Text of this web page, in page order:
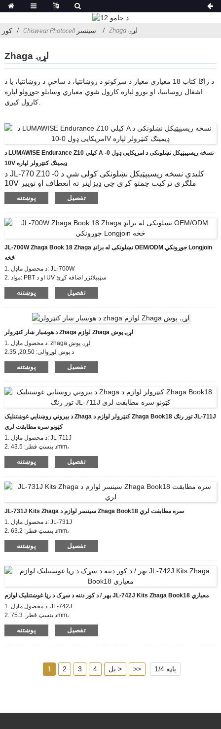
کور Chiswear Photocell سینسر Zhaga لړۍ
Zhaga لړۍ
د زاګا کتاب 18 معیاري معیار د سړکونو د روښانتیا، د ساحې د روښانتیا، یا د
اشغال روښانتیا، او نورو لپاره کارول شوي معیاري وسایلو جوړولو لپاره
کارول کیږي.
د LUMAWISE Endurance Z10 کیلي A نسخه ریسیپټیکل نښلونکی د امریکایی ډول 0-
10V ډیمینګ کنټرولر لپاره
د JL-770 Z10 کلیدي نسخه ریسیپټیکل نښلونکی کولی شي د 0-
10V ملګری ترکیب چمتو کړي چې ډیزاینر ته انعطاف او توپیر
راوړي.دا د پرمختللي کنټرولر ماډل کارولو لپاره مناسب دی ،
ماډل: JL-770 د ککړتیا درجه: 2
د امپلس ولټاژ درجه: 0.8KV
د لوړ اغیز محافظت - IK09 درجه بندي
پوښتنه تفصیل
JL-700W Zhaga Book 18 Zhaga نښلونکی له برانډ OEM/ODM جوړونکي Longjoin
څخه
1. د محصول ماډل: JL-700W
2. مواد: PBT او د UV سټیبلائزر اضافه کړئ
3. لیډ ګیج: اختیاري دودیز کول
4.Rated impulse ولتاژ: 0.8kv
پوښتنه تفصیل
د هوښيار ښار کنټرولر Zhaga لوازم Zhaga لړۍ پوښ
1. د محصول ماډل: zhaga لړۍ پوښ
2.د پوښ لوړوالی: 20,50, 35
3. سند: EU zhaga، CE
4. مطابقت لرونکی معیار: zhaga book18
پوښتنه تفصیل
د بیروني روښنايي غوښتنلیک Zhaga کنټرولر لوازم د Zhaga Book18 تور رنګ JL-711J
کټونو سره مطابقت لري
1. د محصول ماډل: JL-711J
2. د بنسټ قطر: 43.5mm،
د Zhaga پوښ لوړوالی: 35mm
3. سند: EU zhaga، CE
5. مطابقت لرونکی معیار: zhaga book18
پوښتنه تفصیل
JL-731J Kits Zhaga سینسر لوازم د Zhaga Book18 سره مطابقت لري
1. د محصول ماډل: JL-731J
2. د بنسټ قطر: 63.2mm،
د Zhaga پوښ لوړوالی: 50mm
3. سند: EU zhaga، CE
5. مطابقت لرونکی معیار: zhaga book18
پوښتنه تفصیل
بهر / د کور دننه د سړک د رڼا غوښتنلیک لوازم JL-742J Kits Zhaga Book18 معیاري
1. د محصول ماډل: JL-742J
2. د بنسټ قطر: 75.3mm،
د Zhaga پوښ لوړوالی: 35/50mm
3. سند: EU zhaga، CE
پوښتنه تفصیل
1 2 3 4 بل > >> پاڼه 1/4